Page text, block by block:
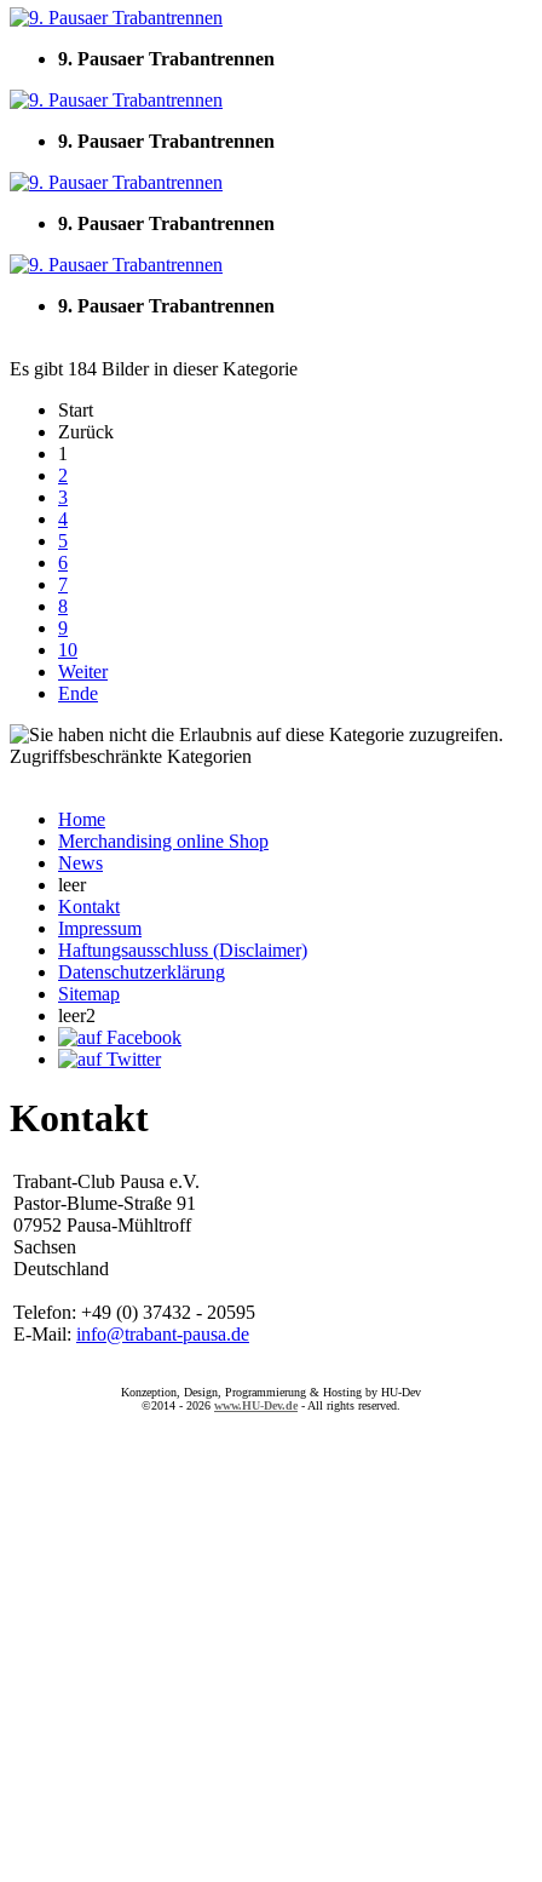
9. Pausaer Trabantrennen
9. Pausaer Trabantrennen
9. Pausaer Trabantrennen
9. Pausaer Trabantrennen
Es gibt 184 Bilder in dieser Kategorie
Start
Zurück
1
2
3
4
5
6
7
8
9
10
Weiter
Ende
Zugriffsbeschränkte Kategorien
Home
Merchandising online Shop
News
leer
Kontakt
Impressum
Haftungsausschluss (Disclaimer)
Datenschutzerklärung
Sitemap
leer2
Kontakt
Trabant-Club Pausa e.V.
Pastor-Blume-Straße 91
07952 Pausa-Mühltroff
Sachsen
Deutschland
Telefon: +49 (0) 37432 - 20595
E-Mail: info@trabant-pausa.de
Konzeption, Design, Programmierung & Hosting by HU-Dev
©2014 - 2026 www.HU-Dev.de - All rights reserved.